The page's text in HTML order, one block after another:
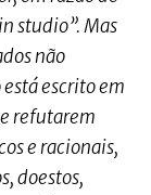
studio”. Mas
não
escrito em
refutarem
e racionais,
doestos,